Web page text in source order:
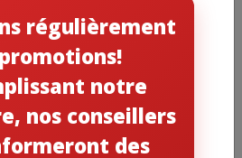
header preset, porto loads
header only not other
presets.
régulièrement
notre
nos conseillers
des